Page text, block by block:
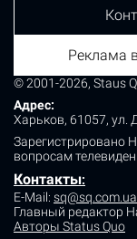
© 2001-2026, Staus
Адрес:
Харьков, 61057, ул.
Зарегистрировано
вопросам
Контакты:
E-Mail: sq@sq.com.ua
Главный редактор
Авторы Status Quo
Реклама